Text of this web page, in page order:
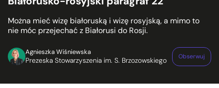
Można mieć wizę białoruską i wizę rosyjską, a mimo to
nie móc przejechać z Białorusi do Rosji.
Agnieszka Wiśniewska
Prezeska Stowarzyszenia im. S. Brzozowskiego Obserwuj